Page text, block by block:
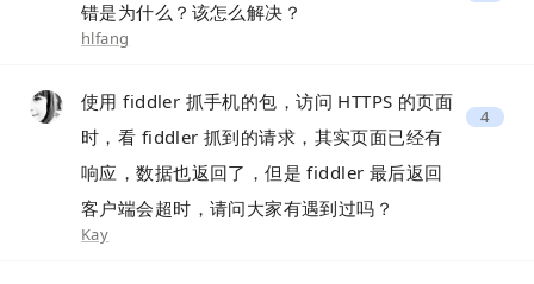
错是为什么？该怎么解决？
hlfang
使用 fiddler 抓手机的包，访问 HTTPS 的页面
时，看 fiddler 抓到的请求，其实页面已经有
响应，数据也返回了，但是 fiddler 最后返回
客户端会超时，请问大家有遇到过吗？
Kay
4